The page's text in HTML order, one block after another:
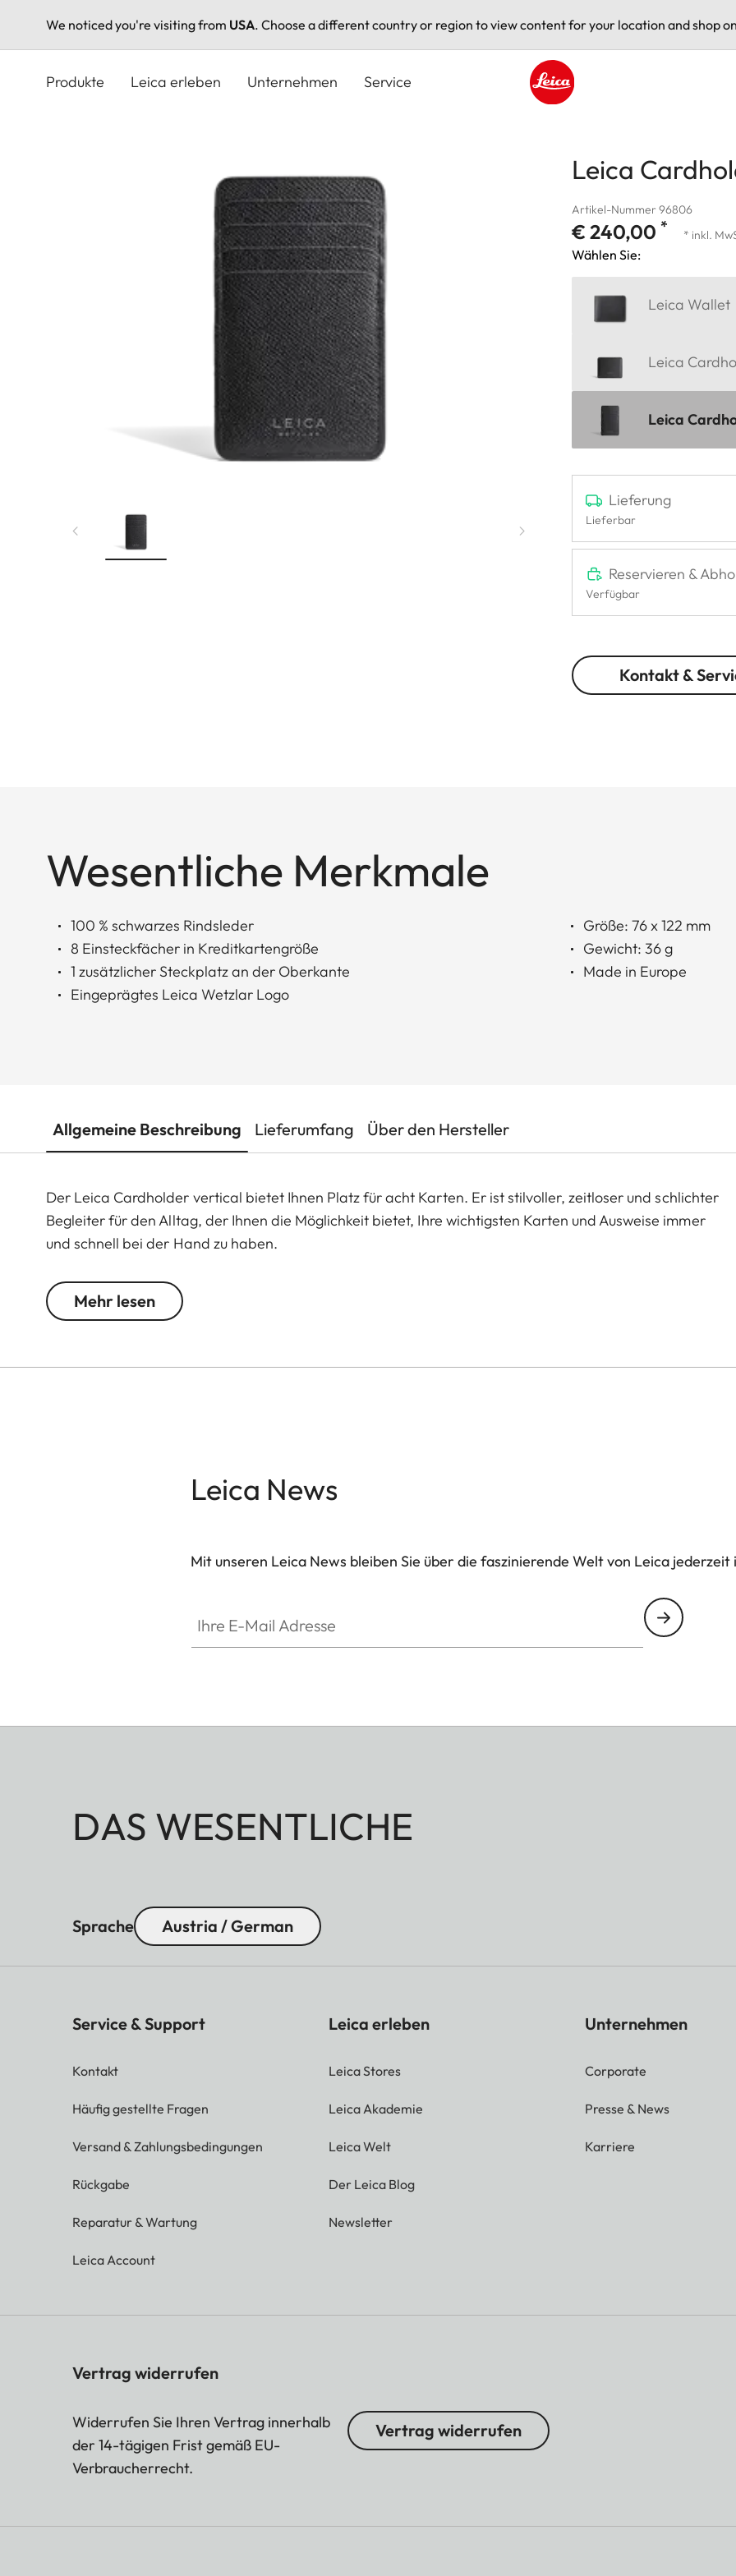
We noticed you're visiting from USA. Choose a different country or region to view content for your location and shop
Produkte Leica erleben Unternehmen Service
Leica
Artikel-Nummer 96806
€ 240,00 * * inkl.
Wählen Sie:
Leica Wallet
Leica
Leica
Lieferung
Lieferbar
Reservieren &
Verfügbar
Kontakt &
Wesentliche Merkmale
100 % schwarzes Rindsleder
8 Einsteckfächer in Kreditkartengröße
1 zusätzlicher Steckplatz an der Oberkante
Eingeprägtes Leica Wetzlar Logo
Größe: 76 x 122 mm
Gewicht: 36 g
Made in Europe
Allgemeine Beschreibung Lieferumfang Über den Hersteller
Der Leica Cardholder vertical bietet Ihnen Platz für acht Karten. Er ist stilvoller, zeitloser und schlichter
Begleiter für den Alltag, der Ihnen die Möglichkeit bietet, Ihre wichtigsten Karten und Ausweise immer
und schnell bei der Hand zu haben.
Mehr lesen
Leica News
Mit unseren Leica News bleiben Sie über die faszinierende Welt von Leica
DAS WESENTLICHE
Sprache Austria / German
Service & Support
Kontakt
Häufig gestellte Fragen
Versand & Zahlungsbedingungen
Rückgabe
Reparatur & Wartung
Leica Account
Leica erleben
Leica Stores
Leica Akademie
Leica Welt
Der Leica Blog
Newsletter
Unternehmen
Corporate
Presse & News
Karriere
Vertrag widerrufen
Widerrufen Sie Ihren Vertrag innerhalb
der 14-tägigen Frist gemäß EU-
Verbraucherrecht.
Vertrag widerrufen